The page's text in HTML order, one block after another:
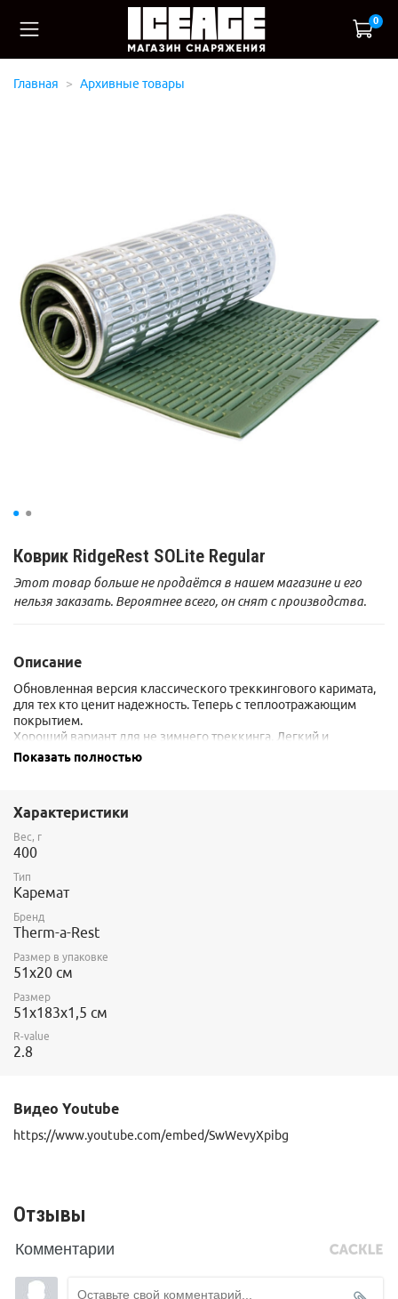
0
Главная Архивные товары
Коврик RidgeRest SOLite Regular
Этот товар больше не продаётся в нашем магазине и его
нельзя заказать. Вероятнее всего, он снят с производства.
Описание
Обновленная версия классического треккингового каримата,
для тех кто ценит надежность. Теперь с теплоотражающим
покрытием.
Хороший вариант для не зимнего треккинга. Легкий и
неприхотливый (в отличии от надувных аналогов, где всегда
максимальный объем, даже когда он испытывает компрессию.
Показать полностью
Характеристики
Вес, г
400
Тип
Каремат
Бренд
Therm-a-Rest
Размер в упаковке
51x20 см
Размер
51x183х1,5 см
R-value
2.8
Видео Youtube
https://www.youtube.com/embed/SwWevyXpibg
Отзывы
Комментарии